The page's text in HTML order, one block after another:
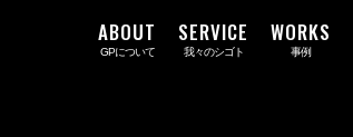
ABOUT
GPについて
SERVICE
我々のシゴト
WORKS
事例